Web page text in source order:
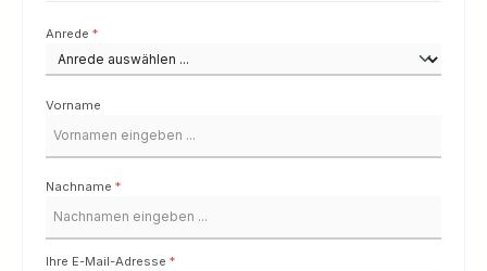
Anrede *
Vorname
Nachname *
Ihre E-Mail-Adresse *